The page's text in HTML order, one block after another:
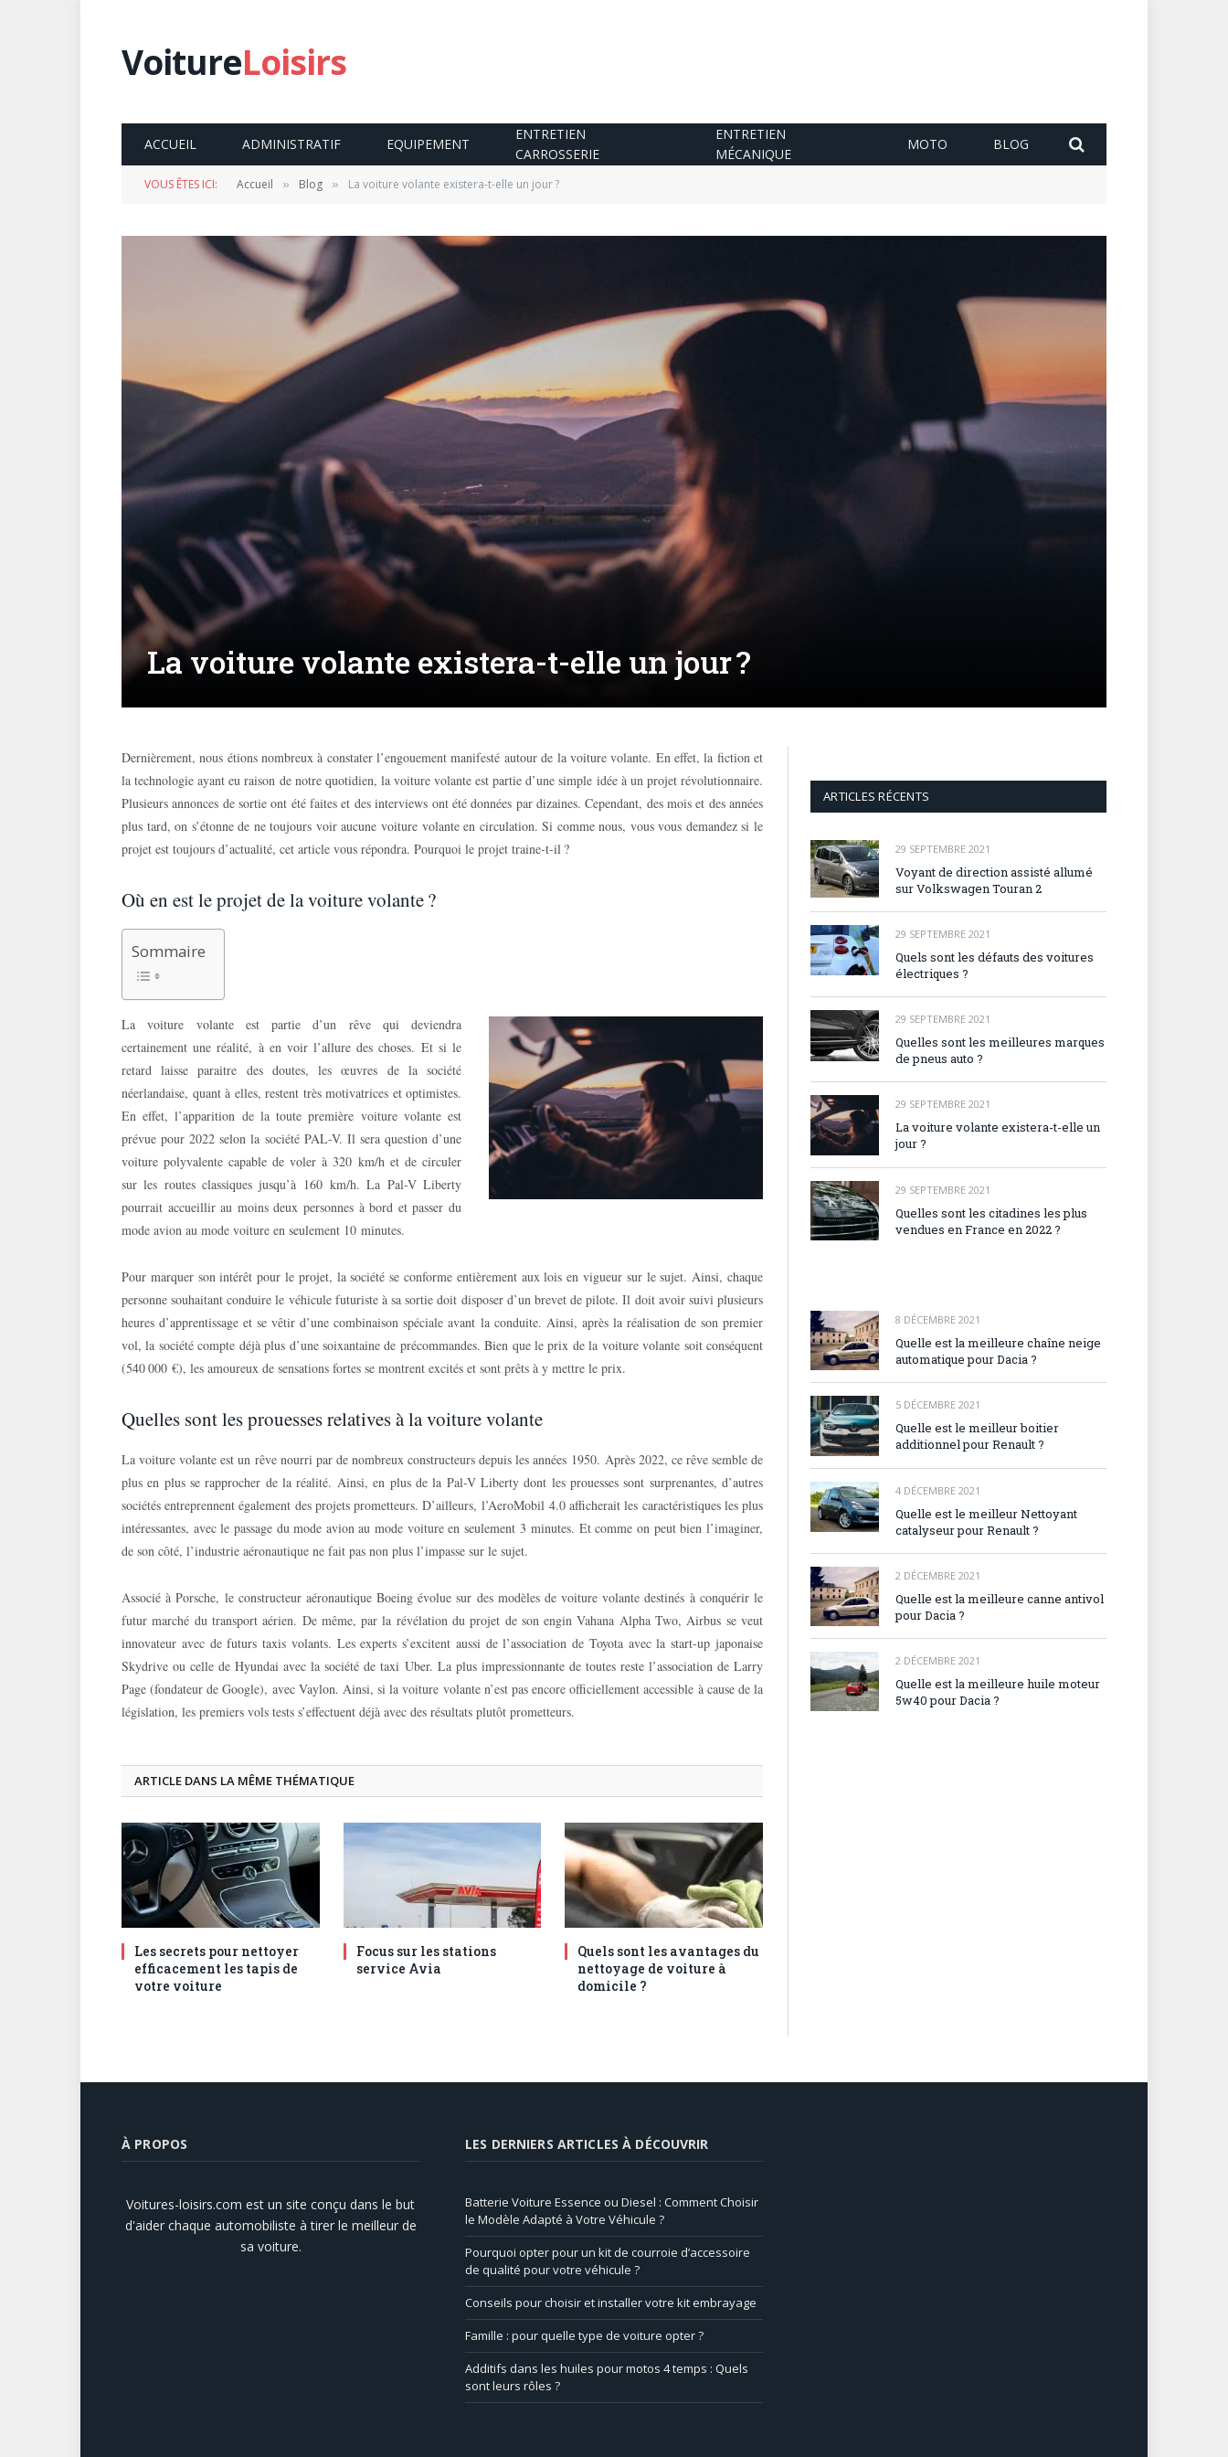
VoitureLoisirs
ACCUEIL ADMINISTRATIF EQUIPEMENT
ENTRETIEN
CARROSSERIE
ENTRETIEN
MÉCANIQUE
MOTO BLOG
VOUS ÊTES ICI: Accueil » Blog » La voiture volante existera-t-elle un jour ?
La voiture volante existera-t-elle un jour ?
Dernièrement, nous étions nombreux à constater l’engouement manifesté autour de la voiture volante. En effet, la fiction et
la technologie ayant eu raison de notre quotidien, la voiture volante est partie d’une simple idée à un projet révolutionnaire.
Plusieurs annonces de sortie ont été faites et des interviews ont été données par dizaines. Cependant, des mois et des années
plus tard, on s’étonne de ne toujours voir aucune voiture volante en circulation. Si comme nous, vous vous demandez si le
projet est toujours d’actualité, cet article vous répondra. Pourquoi le projet traine-t-il ?
Où en est le projet de la voiture volante ?
Sommaire
La voiture volante est partie d’un rêve qui deviendra
certainement une réalité, à en voir l’allure des choses. Et si le
retard laisse paraitre des doutes, les œuvres de la société
néerlandaise, quant à elles, restent très motivatrices et optimistes.
En effet, l’apparition de la toute première voiture volante est
prévue pour 2022 selon la société PAL-V. Il sera question d’une
voiture polyvalente capable de voler à 320 km/h et de circuler
sur les routes classiques jusqu’à 160 km/h. La Pal-V Liberty
pourrait accueillir au moins deux personnes à bord et passer du
mode avion au mode voiture en seulement 10 minutes.
Pour marquer son intérêt pour le projet, la société se conforme entièrement aux lois en vigueur sur le sujet. Ainsi, chaque
personne souhaitant conduire le véhicule futuriste à sa sortie doit disposer d’un brevet de pilote. Il doit avoir suivi plusieurs
heures d’apprentissage et se vêtir d’une combinaison spéciale avant la conduite. Ainsi, après la réalisation de son premier
vol, la société compte déjà plus d’une soixantaine de précommandes. Bien que le prix de la voiture volante soit conséquent
(540 000 €), les amoureux de sensations fortes se montrent excités et sont prêts à y mettre le prix.
Quelles sont les prouesses relatives à la voiture volante
La voiture volante est un rêve nourri par de nombreux constructeurs depuis les années 1950. Après 2022, ce rêve semble de
plus en plus se rapprocher de la réalité. Ainsi, en plus de la Pal-V Liberty dont les prouesses sont surprenantes, d’autres
sociétés entreprennent également des projets prometteurs. D’ailleurs, l’AeroMobil 4.0 afficherait les caractéristiques les plus
intéressantes, avec le passage du mode avion au mode voiture en seulement 3 minutes. Et comme on peut bien l’imaginer,
de son côté, l’industrie aéronautique ne fait pas non plus l’impasse sur le sujet.
Associé à Porsche, le constructeur aéronautique Boeing évolue sur des modèles de voiture volante destinés à conquérir le
futur marché du transport aérien. De même, par la révélation du projet de son engin Vahana Alpha Two, Airbus se veut
innovateur avec de futurs taxis volants. Les experts s’excitent aussi de l’association de Toyota avec la start-up japonaise
Skydrive ou celle de Hyundai avec la société de taxi Uber. La plus impressionnante de toutes reste l’association de Larry
Page (fondateur de Google), avec Vaylon. Ainsi, si la voiture volante n’est pas encore officiellement accessible à cause de la
législation, les premiers vols tests s’effectuent déjà avec des résultats plutôt prometteurs.
ARTICLE DANS LA MÊME THÉMATIQUE
Les secrets pour nettoyer
efficacement les tapis de
votre voiture
Focus sur les stations
service Avia
Quels sont les avantages du
nettoyage de voiture à
domicile ?
ARTICLES RÉCENTS
29 SEPTEMBRE 2021
Voyant de direction assisté allumé
sur Volkswagen Touran 2
29 SEPTEMBRE 2021
Quels sont les défauts des voitures
électriques ?
29 SEPTEMBRE 2021
Quelles sont les meilleures marques
de pneus auto ?
29 SEPTEMBRE 2021
La voiture volante existera-t-elle un
jour ?
29 SEPTEMBRE 2021
Quelles sont les citadines les plus
vendues en France en 2022 ?
8 DÉCEMBRE 2021
Quelle est la meilleure chaîne neige
automatique pour Dacia ?
5 DÉCEMBRE 2021
Quelle est le meilleur boitier
additionnel pour Renault ?
4 DÉCEMBRE 2021
Quelle est le meilleur Nettoyant
catalyseur pour Renault ?
2 DÉCEMBRE 2021
Quelle est la meilleure canne antivol
pour Dacia ?
2 DÉCEMBRE 2021
Quelle est la meilleure huile moteur
5w40 pour Dacia ?
À PROPOS
Voitures-loisirs.com est un site conçu dans le but
d'aider chaque automobiliste à tirer le meilleur de
sa voiture.
LES DERNIERS ARTICLES À DÉCOUVRIR
Batterie Voiture Essence ou Diesel : Comment Choisir
le Modèle Adapté à Votre Véhicule ?
Pourquoi opter pour un kit de courroie d’accessoire
de qualité pour votre véhicule ?
Conseils pour choisir et installer votre kit embrayage
Famille : pour quelle type de voiture opter ?
Additifs dans les huiles pour motos 4 temps : Quels
sont leurs rôles ?